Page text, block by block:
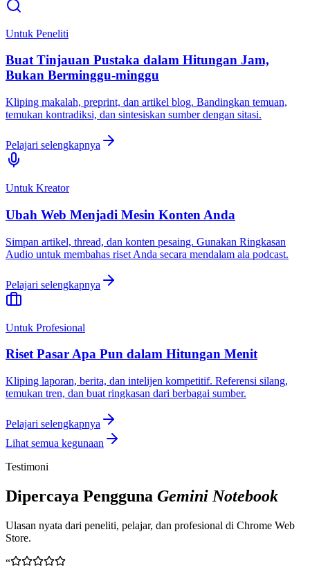
Untuk Peneliti
Buat Tinjauan Pustaka dalam Hitungan Jam,
Bukan Berminggu-minggu
Kliping makalah, preprint, dan artikel blog. Bandingkan temuan,
temukan kontradiksi, dan sintesiskan sumber dengan sitasi.
Pelajari selengkapnya
Untuk Kreator
Ubah Web Menjadi Mesin Konten Anda
Simpan artikel, thread, dan konten pesaing. Gunakan Ringkasan
Audio untuk membahas riset Anda secara mendalam ala podcast.
Pelajari selengkapnya
Untuk Profesional
Riset Pasar Apa Pun dalam Hitungan Menit
Kliping laporan, berita, dan intelijen kompetitif. Referensi silang,
temukan tren, dan buat ringkasan dari berbagai sumber.
Pelajari selengkapnya
Lihat semua kegunaan
Testimoni
Dipercaya Pengguna Gemini Notebook
Ulasan nyata dari peneliti, pelajar, dan profesional di Chrome Web
Store.
“